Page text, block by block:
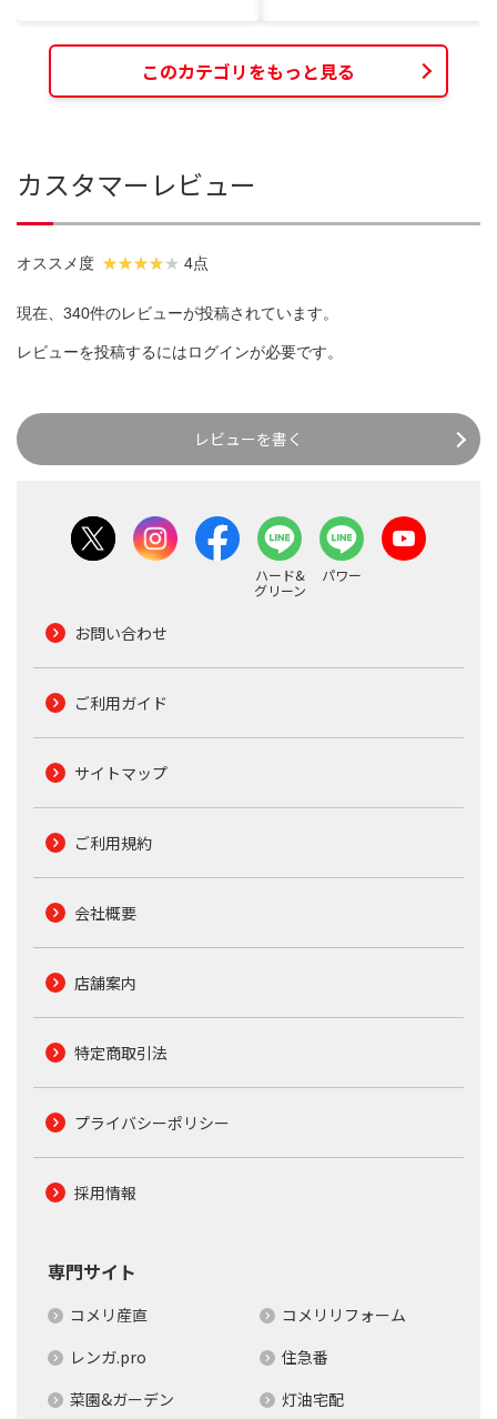
このカテゴリをもっと見る
カスタマーレビュー
オススメ度 4点
現在、340件のレビューが投稿されています。
レビューを投稿するにはログインが必要です。
レビューを書く
ハード&
グリーン
パワー
お問い合わせ
ご利用ガイド
サイトマップ
ご利用規約
会社概要
店舗案内
特定商取引法
プライバシーポリシー
採用情報
専門サイト
コメリ産直
コメリリフォーム
レンガ.pro
住急番
菜園&ガーデン
灯油宅配